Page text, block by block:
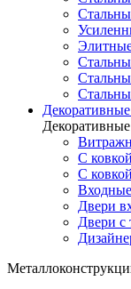
С ковкой
С
Двери
Двери с